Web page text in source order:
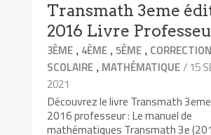
Transmath 3eme
2016 Livre
3ÈME , 4ÈME ,5ÈME ,
SCOLAIRE , MATHÉMATIQUE/ 15
2021
Découvrez le livre Transmath
2016 professeur : Le manuel de
mathématiques Transmath 3e